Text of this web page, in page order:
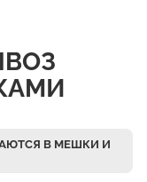
В МЕШКИ И